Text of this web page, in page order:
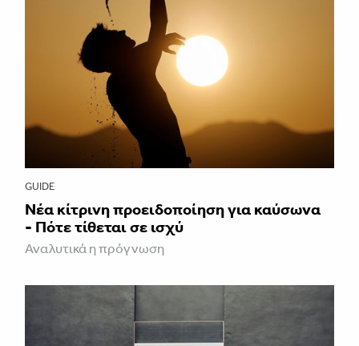
GUIDE
Νέα κίτρινη προειδοποίηση για καύσωνα
- Πότε τίθεται σε ισχύ
Αναλυτικά η πρόγνωση